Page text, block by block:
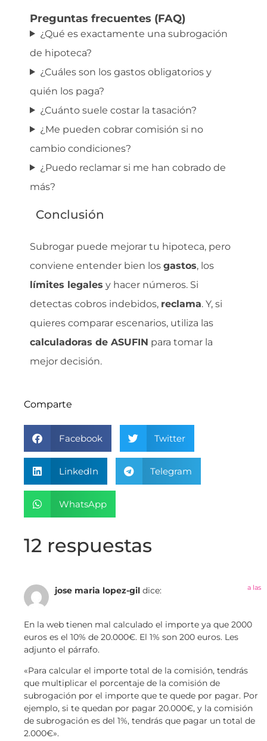
Preguntas frecuentes (FAQ)
¿Qué es exactamente una subrogación
de hipoteca?
¿Cuáles son los gastos obligatorios y
quién los paga?
¿Cuánto suele costar la tasación?
¿Me pueden cobrar comisión si no
cambio condiciones?
¿Puedo reclamar si me han cobrado de
más?
Conclusión
Subrogar puede mejorar tu hipoteca, pero
conviene entender bien los gastos, los
límites legales y hacer números. Si
detectas cobros indebidos, reclama. Y, si
quieres comparar escenarios, utiliza las
calculadoras de ASUFIN para tomar la
mejor decisión.
Comparte
Facebook Twitter
LinkedIn Telegram
WhatsApp
12 respuestas
jose maria lopez-gil dice: a las
En la web tienen mal calculado el importe ya que 2000
euros es el 10% de 20.000€. El 1% son 200 euros. Les
adjunto el párrafo.
«Para calcular el importe total de la comisión, tendrás
que multiplicar el porcentaje de la comisión de
subrogación por el importe que te quede por pagar. Por
ejemplo, si te quedan por pagar 20.000€, y la comisión
de subrogación es del 1%, tendrás que pagar un total de
2.000€».